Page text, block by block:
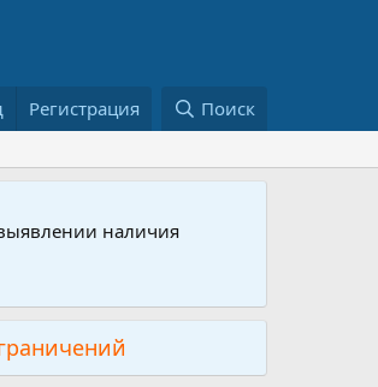
Регистрация Поиск
наличия